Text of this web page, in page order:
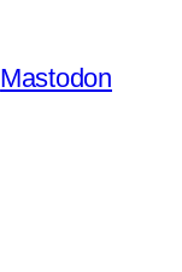
Mastodon